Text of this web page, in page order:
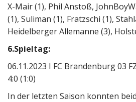
X-Mair (1), Phil Anstoß,
(1), Suliman (1), Fratzschi (1),
Heidelberger Allemanne (3),
6.Spieltag:
06.11.2023 I FC Brandenburg 03
4:0 (1:0)
In der letzten Saison konnten